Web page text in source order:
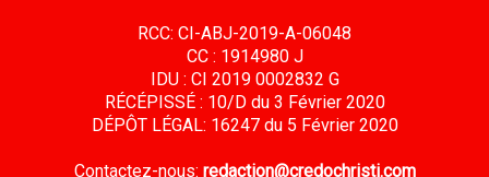
RCC: CI-ABJ-2019-A-06048
CC : 1914980 J
IDU : CI 2019 0002832 G
RÉCÉPISSÉ : 10/D du 3 Février 2020
DÉPÔT LÉGAL: 16247 du 5 Février 2020
Contactez-nous: redaction@credochristi.com